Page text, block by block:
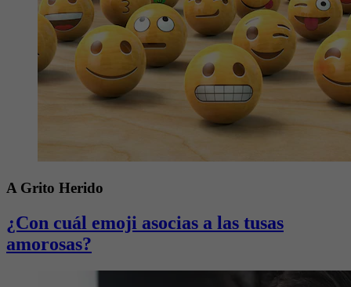
A Grito Herido
¿Con cuál emoji asocias a las tusas
amorosas?